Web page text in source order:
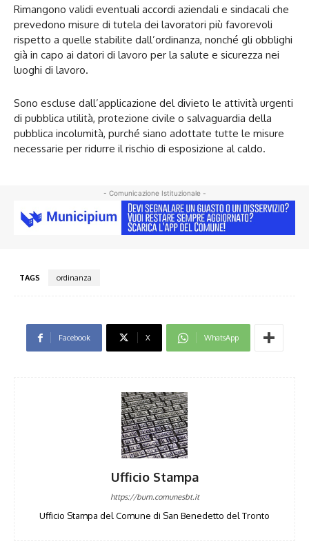
Rimangono validi eventuali accordi aziendali e sindacali che
prevedono misure di tutela dei lavoratori più favorevoli
rispetto a quelle stabilite dall’ordinanza, nonché gli obblighi
già in capo ai datori di lavoro per la salute e sicurezza nei
luoghi di lavoro.
Sono escluse dall’applicazione del divieto le attività urgenti
di pubblica utilità, protezione civile o salvaguardia della
pubblica incolumità, purché siano adottate tutte le misure
necessarie per ridurre il rischio di esposizione al caldo.
- Comunicazione Istituzionale -
TAGS ordinanza
Facebook X WhatsApp
Ufficio Stampa
https://bum.comunesbt.it
Ufficio Stampa del Comune di San Benedetto del Tronto